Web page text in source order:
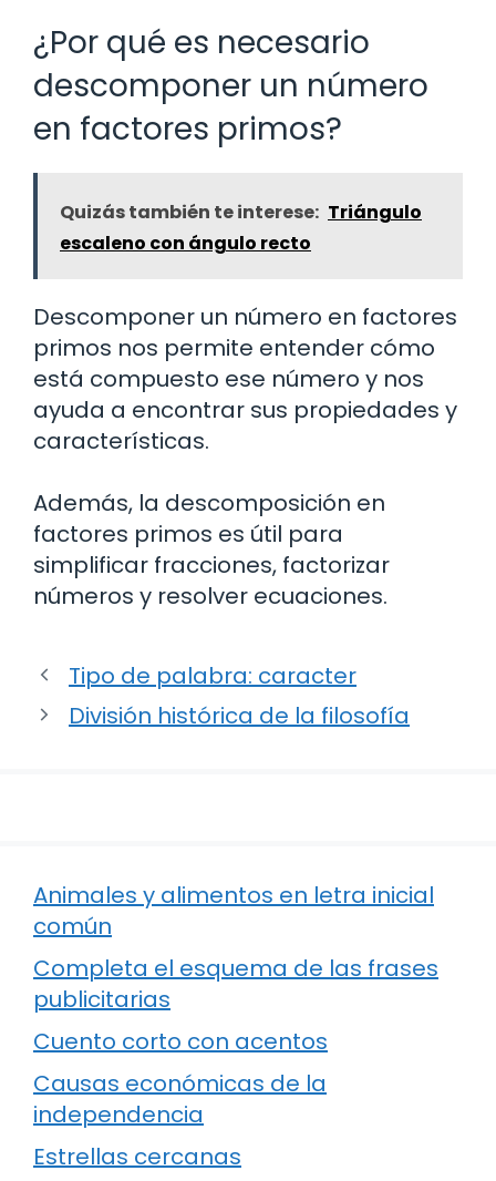
¿Por qué es necesario
descomponer un número
en factores primos?
Quizás también te interese: Triángulo
escaleno con ángulo recto
Descomponer un número en factores
primos nos permite entender cómo
está compuesto ese número y nos
ayuda a encontrar sus propiedades y
características.
Además, la descomposición en
factores primos es útil para
simplificar fracciones, factorizar
números y resolver ecuaciones.
Tipo de palabra: caracter
División histórica de la filosofía
Animales y alimentos en letra inicial
común
Completa el esquema de las frases
publicitarias
Cuento corto con acentos
Causas económicas de la
independencia
Estrellas cercanas